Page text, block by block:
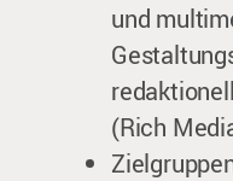
und
(Rich